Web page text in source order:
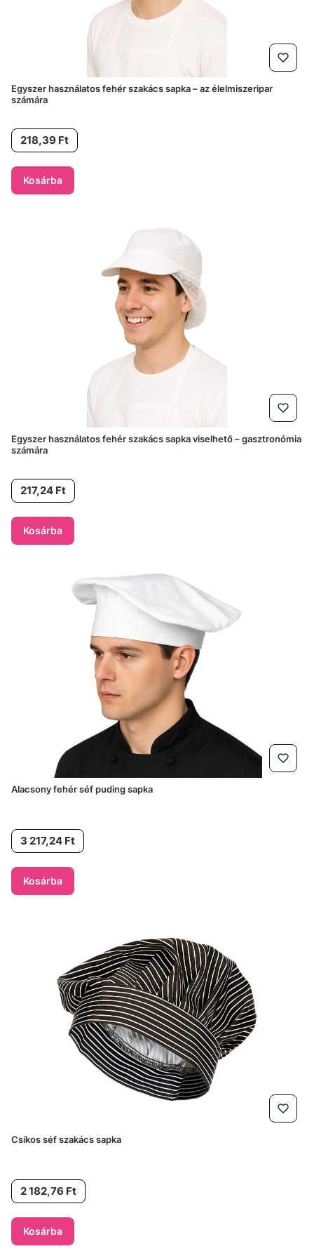
Egyszer használatos fehér szakács sapka – az élelmiszeripar
számára
Ár218,39 Ft
Kosárba
Egyszer használatos fehér szakács sapka viselhető – gasztronómia
számára
Ár217,24 Ft
Kosárba
Alacsony fehér séf puding sapka
Ár3 217,24 Ft
Kosárba
Csíkos séf szakács sapka
Ár2 182,76 Ft
Kosárba